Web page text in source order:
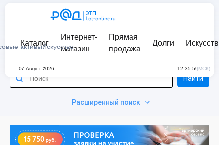
активыИскусство
Каталог
Интернет-
магазин
Прямая
продажа
Долги
07 Август 2026 12:35:59(МСК)
Расширенный поиск
Найти